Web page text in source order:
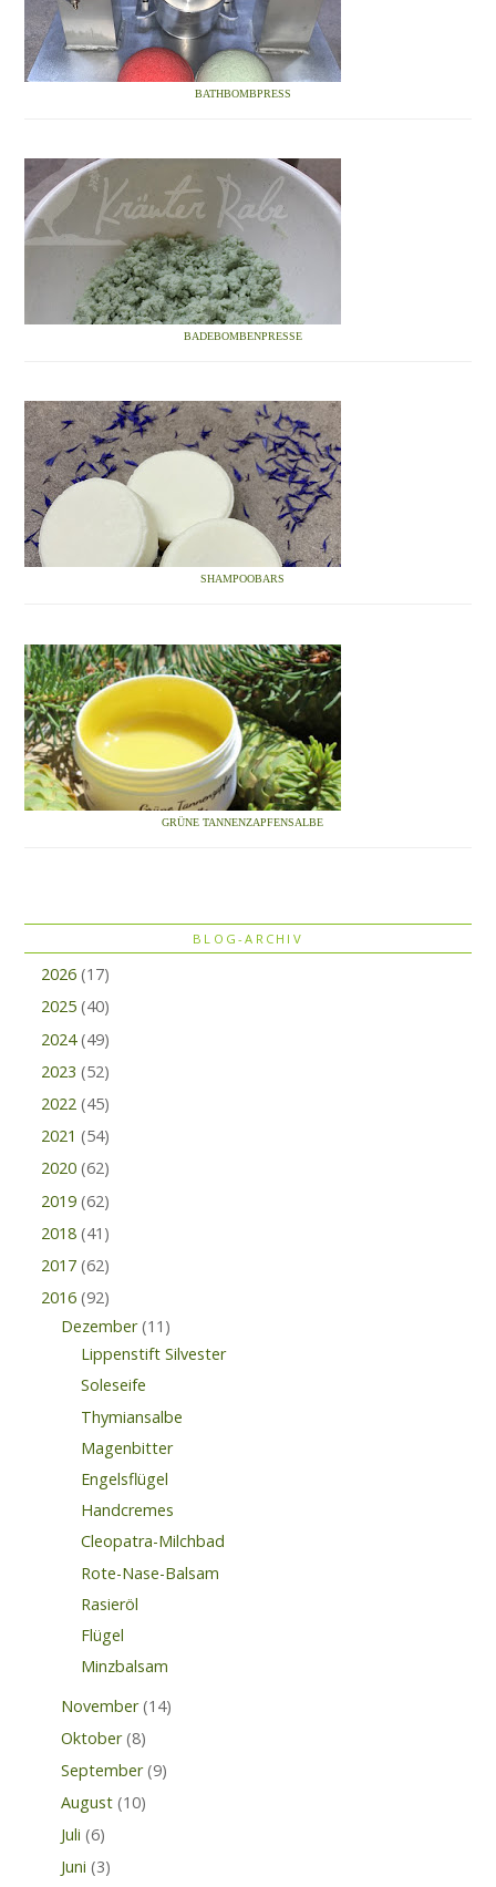
BATHBOMBPRESS
BADEBOMBENPRESSE
SHAMPOOBARS
GRÜNE TANNENZAPFENSALBE
BLOG-ARCHIV
2026 (17)
2025 (40)
2024 (49)
2023 (52)
2022 (45)
2021 (54)
2020 (62)
2019 (62)
2018 (41)
2017 (62)
2016 (92)
Dezember (11)
Lippenstift Silvester
Soleseife
Thymiansalbe
Magenbitter
Engelsflügel
Handcremes
Cleopatra-Milchbad
Rote-Nase-Balsam
Rasieröl
Flügel
Minzbalsam
November (14)
Oktober (8)
September (9)
August (10)
Juli (6)
Juni (3)